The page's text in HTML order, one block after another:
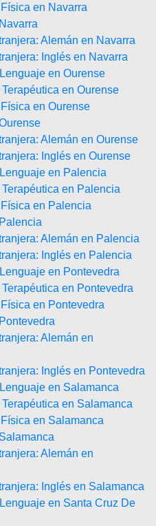
en Navarra
Alemán en Navarra
Inglés en Navarra
en Ourense
en Ourense
en Ourense
Alemán en Ourense
Inglés en Ourense
en Palencia
en Palencia
en Palencia
Alemán en Palencia
Inglés en Palencia
en Pontevedra
en Pontevedra
en Pontevedra
Alemán en
Inglés en Pontevedra
en Salamanca
en Salamanca
en Salamanca
Alemán en
Inglés en Salamanca
en Santa Cruz De